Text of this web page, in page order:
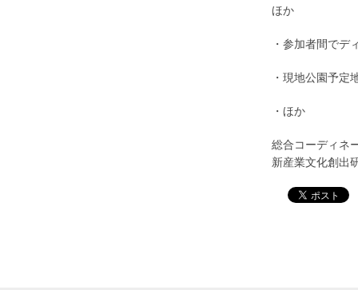
ほか
・参加者間でデ
・現地公園予定
・ほか
総合コーディネ
新産業文化創